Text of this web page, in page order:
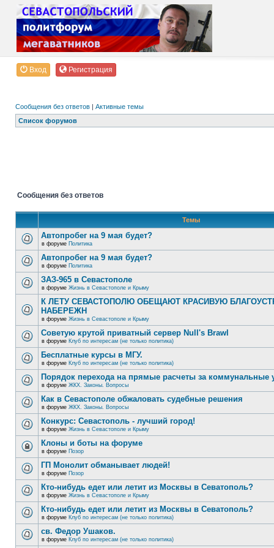
Вход Регистрация
Сообщения без ответов | Активные темы
Список форумов
Сообщения без ответов
Темы
Автопробег на 9 мая будет?
в форуме Политика
Автопробег на 9 мая будет?
в форуме Политика
ЗАЗ-965 в Севастополе
в форуме Жизнь в Севастополе и Крыму
К ЛЕТУ СЕВАСТОПОЛЮ ОБЕЩАЮТ КРАСИВУЮ
НАБЕРЕЖН
в форуме Жизнь в Севастополе и Крыму
Советую крутой приватный сервер Null's Brawl
в форуме Клуб по интересам (не только политика)
Бесплатные курсы в МГУ.
в форуме Клуб по интересам (не только политика)
Порядок перехода на прямые расчеты за коммунальные
в форуме ЖКХ. Законы. Вопросы
Как в Севастополе обжаловать судебные решения
в форуме ЖКХ. Законы. Вопросы
Конкурс: Севастополь - лучший город!
в форуме Жизнь в Севастополе и Крыму
Клоны и боты на форуме
в форуме Позор
ГП Монолит обманывает людей!
в форуме Позор
Кто-нибудь едет или летит из Москвы в Севатополь?
в форуме Жизнь в Севастополе и Крыму
Кто-нибудь едет или летит из Москвы в Севатополь?
в форуме Клуб по интересам (не только политика)
св. Федор Ушаков.
в форуме Клуб по интересам (не только политика)